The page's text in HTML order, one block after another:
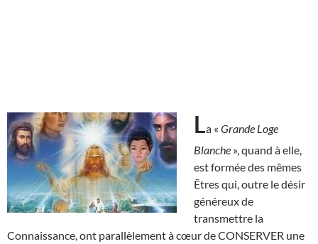
La « Grande Loge
Blanche », quand à elle,
est formée des mêmes
Êtres qui, outre le désir
généreux de
transmettre la
Connaissance, ont parallèlement à cœur de CONSERVER une